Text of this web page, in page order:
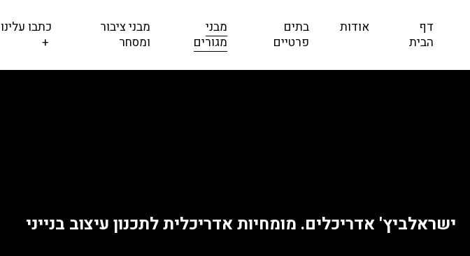
דף
הבית
אודות
בתים
פרטיים
מבני
מגורים
מבני ציבור
ומסחר
כתבו עלינו
+
ישראלביץ' אדריכלים. מומחיות אדריכלית לתכנון עיצוב בנייני